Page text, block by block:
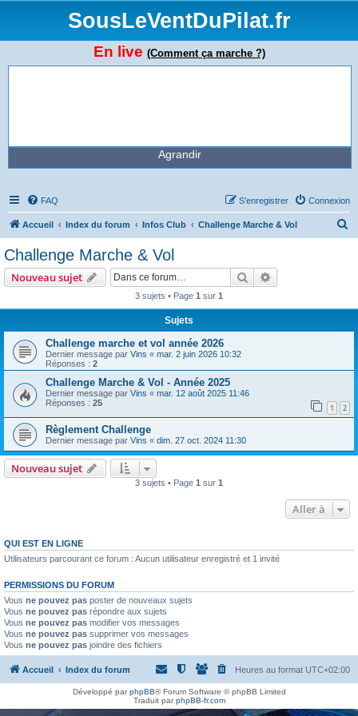
SousLeVentDuPilat.fr
En live (Comment ça marche ?)
Agrandir
FAQ Connexion
S’enregistrer
Accueil Index du forum Infos Club Challenge Marche & Vol
Challenge Marche & Vol
Nouveau sujet Rechercher
3 sujets • Page 1 sur 1
Sujets
Challenge marche et vol année 2026
Dernier message par Vins « mar. 2 juin 2026 10:32
Réponses : 2
Challenge Marche & Vol - Année 2025
Dernier message par Vins « mar. 12 août 2025 11:46
Réponses : 25 1 2
Règlement Challenge
Dernier message par Vins « dim. 27 oct. 2024 11:30
Nouveau sujet
3 sujets • Page 1 sur 1
Aller à
QUI EST EN LIGNE
Utilisateurs parcourant ce forum : Aucun utilisateur enregistré et 1 invité
PERMISSIONS DU FORUM
Vous ne pouvez pas poster de nouveaux sujets
Vous ne pouvez pas répondre aux sujets
Vous ne pouvez pas modifier vos messages
Vous ne pouvez pas supprimer vos messages
Vous ne pouvez pas joindre des fichiers
Accueil Index du forum Heures au format UTC+02:00
Développé parphpBB® Forum Software © phpBB Limited
Traduit parphpBB-fr.com